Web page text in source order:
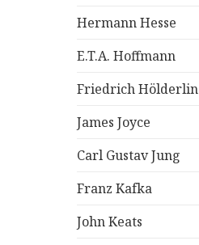
Hermann Hesse
E.T.A. Hoffmann
Friedrich Hölderlin
James Joyce
Carl Gustav Jung
Franz Kafka
John Keats